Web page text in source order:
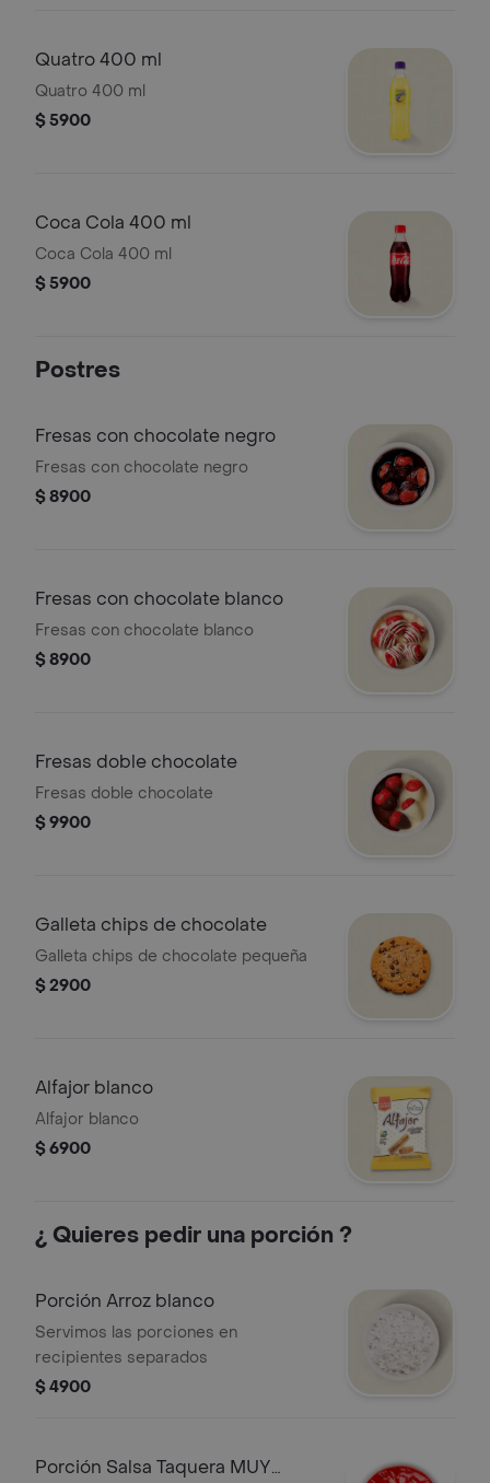
Quatro 400 ml
Quatro 400 ml
$ 5900
Coca Cola 400 ml
Coca Cola 400 ml
$ 5900
Postres
Fresas con chocolate negro
Fresas con chocolate negro
$ 8900
Fresas con chocolate blanco
Fresas con chocolate blanco
$ 8900
Fresas doble chocolate
Fresas doble chocolate
$ 9900
Galleta chips de chocolate
Galleta chips de chocolate pequeña
$ 2900
Alfajor blanco
Alfajor blanco
$ 6900
¿ Quieres pedir una porción ?
Porción Arroz blanco
Servimos las porciones en
recipientes separados
$ 4900
Porción Salsa Taquera MUY